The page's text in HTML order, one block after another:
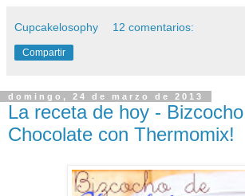
Cupcakelosophy 12 comentarios:
Compartir
domingo, 24 de marzo de 2013
La receta de hoy -
Chocolate con Thermomix!